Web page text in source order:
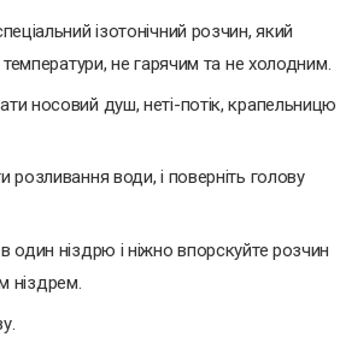
ізотонічний розчин, який
не гарячим та не холодним.
носовий душ, неті-потік, крапельницю
води, і поверніть голову
ніздрю і ніжно впорскуйте розчин
ніздрем.